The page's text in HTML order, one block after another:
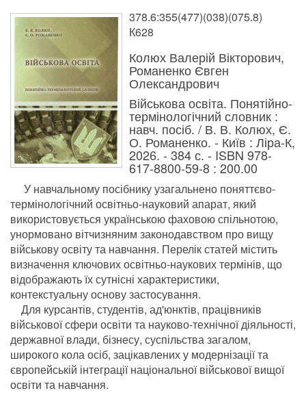
378.6:355(477)(038)(075.8)
К628
Колюх Валерій Вікторович,
Романенко Євген
Олександрович
Військова освіта. Понятійно-
термінологічний словник :
навч. посіб. / В. В. Колюх, Є.
О. Романенко. - Київ : Ліра-К,
2026. - 384 с. - ISBN 978-
617-8800-59-8 : 200.00
У навчальному посібнику узагальнено поняттєво-
термінологічний освітньо-науковий апарат, який
використовується українською фаховою спільнотою,
унормовано вітчизняним законодавством про вищу
військову освіту та навчання. Перелік статей містить
визначення ключових освітньо-наукових термінів, що
відображають їх сутнісні характеристики,
контекстуальну основу застосування.
Для курсантів, студентів, ад'юнктів, працівників
військової сфери освіти та науково-технічної діяльності,
державної влади, бізнесу, суспільства загалом,
широкого кола осіб, зацікавлених у модернізації та
європейській інтеграції національної військової вищої
освіти та навчання.